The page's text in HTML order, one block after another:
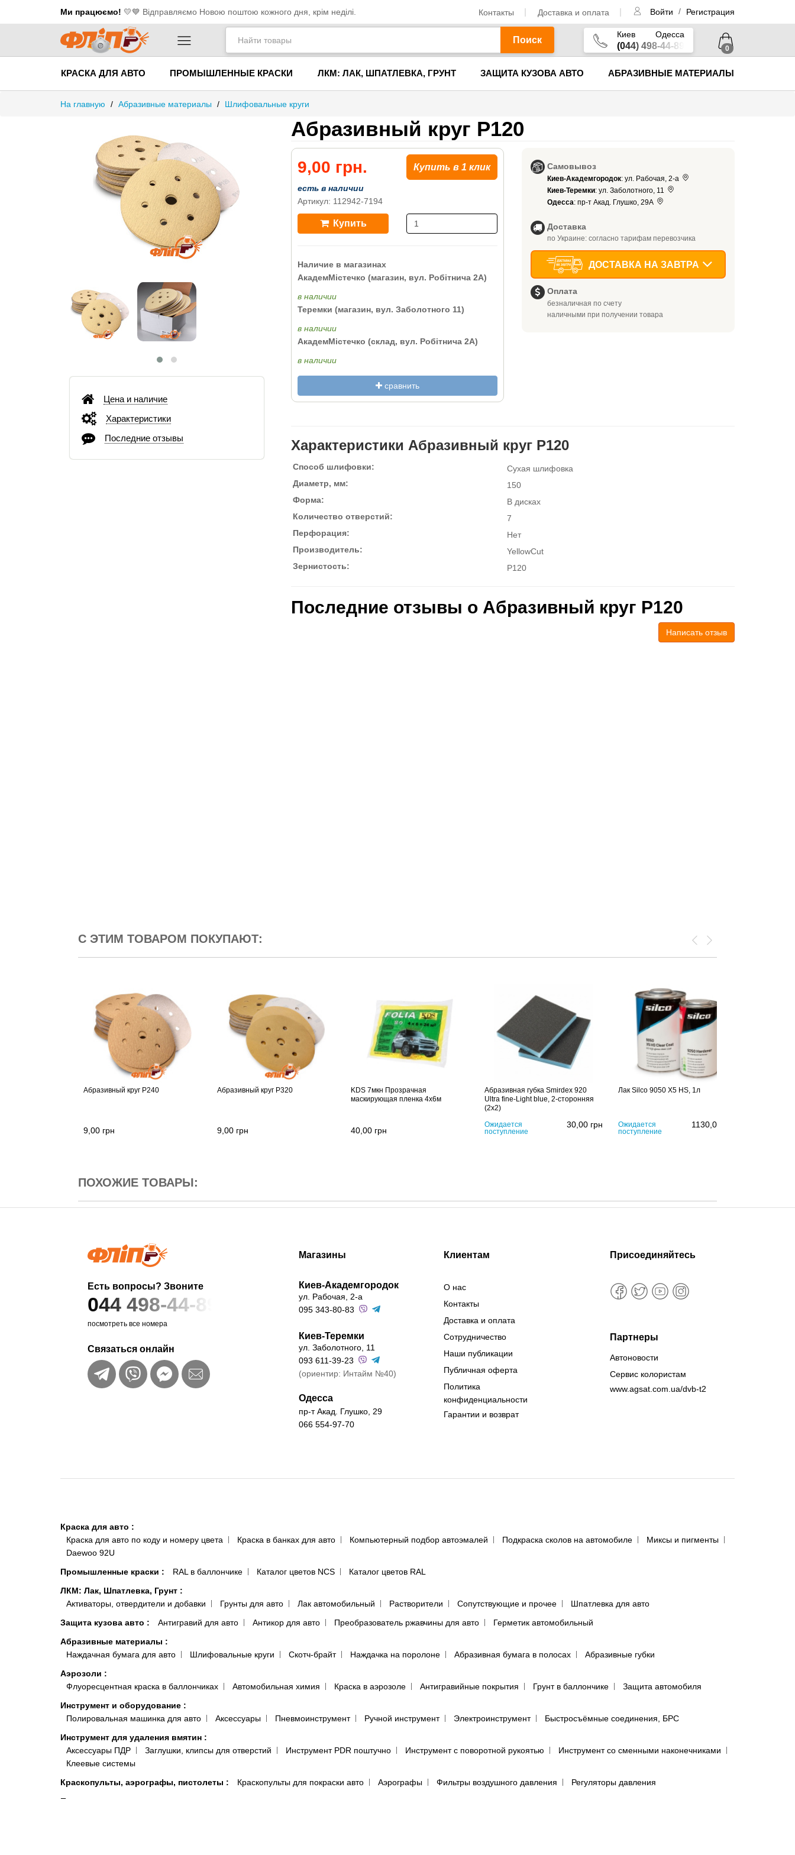
Ми працюємо! 💛​💙 Відправляємо Новою поштою кожного дня, крім неділі. Контакты Доставка и оплата Войти / Регистрация
Поиск
Киев Одесса
(044) 498-44-89 0
КРАСКА ДЛЯ АВТО ПРОМЫШЛЕННЫЕ КРАСКИ ЛКМ: ЛАК, ШПАТЛЕВКА, ГРУНТ ЗАЩИТА КУЗОВА АВТО АБРАЗИВНЫЕ МАТЕРИАЛЫ
На главную / Абразивные материалы / Шлифовальные круги
Цена и наличие
Характеристики
Последние отзывы
Абразивный круг P120
9,00 грн. Купить в 1 клик
есть в наличии
Артикул: 112942-7194
Купить
Наличие в магазинах
АкадемМістечко (магазин, вул. Робітнича 2А)
в наличии
Теремки (магазин, вул. Заболотного 11)
в наличии
АкадемМістечко (склад, вул. Робітнича 2А)
в наличии
сравнить
Самовывоз
Киев-Академгородок: ул. Рабочая, 2-а
Киев-Теремки: ул. Заболотного, 11
Одесса: пр-т Акад. Глушко, 29А
Доставка
по Украине: согласно тарифам перевозчика
ДОСТАВКА НА ЗАВТРА
Оплата
безналичная по счету
наличными при получении товара
Характеристики Абразивный круг P120
Способ шлифовки:
Сухая шлифовка
Диаметр, мм:
150
Форма:
В дисках
Количество отверстий:
7
Перфорация:
Нет
Производитель:
YellowCut
Зернистость:
P120
Последние отзывы о Абразивный круг P120
Написать отзыв
С ЭТИМ ТОВАРОМ ПОКУПАЮТ:
Абразивный круг P240
9,00 грн
Абразивный круг P320
9,00 грн
KDS 7мкн Прозрачная
маскирующая пленка 4х6м
40,00 грн
Абразивная губка Smirdex 920
Ultra fine-Light blue, 2-сторонняя
(2x2)
Ожидается
поступление
30,00 грн
Лак Silco 9050 X5 HS, 1л
Ожидается
поступление
1130,00
ПОХОЖИЕ ТОВАРЫ:
Есть вопросы? Звоните
044 498-44-89
посмотреть все номера
Связаться онлайн
Магазины
Киев-Академгородок
ул. Рабочая, 2-а
095 343-80-83
Киев-Теремки
ул. Заболотного, 11
093 611-39-23
(ориентир: Интайм №40)
Одесса
пр-т Акад. Глушко, 29
066 554-97-70
Клиентам
О нас
Контакты
Доставка и оплата
Сотрудничество
Наши публикации
Публичная оферта
Политика
конфиденциальности
Гарантии и возврат
Присоединяйтесь
Партнеры
Автоновости
Сервис колористам
www.agsat.com.ua/dvb-t2
Краска для авто :
Краска для авто по коду и номеру цвета
Краска в банках для авто Компьютерный подбор автоэмалей Подкраска сколов на автомобиле
Миксы и пигменты
Daewoo 92U
Промышленные краски : RAL в баллончике Каталог цветов NCS
Каталог цветов RAL
ЛКМ: Лак, Шпатлевка, Грунт :
Активаторы, отвердители и добавки
Грунты для авто Лак автомобильный Растворители Сопутствующие и прочее
Шпатлевка для авто
Защита кузова авто : Антигравий для авто Антикор для авто Преобразователь ржавчины для авто
Герметик автомобильный
Абразивные материалы :
Наждачная бумага для авто
Шлифовальные круги Скотч-брайт Наждачка на поролоне Абразивная бумага в полосах
Абразивные губки
Аэрозоли :
Флуоресцентная краска в баллончиках
Автомобильная химия Краска в аэрозоле Антигравийные покрытия Грунт в баллончике
Защита автомобиля
Инструмент и оборудование :
Полировальная машинка для авто
Аксессуары Пневмоинструмент Ручной инструмент Электроинструмент
Быстросъёмные соединения, БРС
Инструмент для удаления вмятин :
Аксессуары ПДР
Заглушки, клипсы для отверстий Инструмент PDR поштучно Инструмент с поворотной рукоятью
Инструмент со сменными наконечниками
Клеевые системы
Краскопульты, аэрографы, пистолеты : Краскопульты для покраски авто Аэрографы Фильтры воздушного давления
Регуляторы давления
Подготовка поверхности